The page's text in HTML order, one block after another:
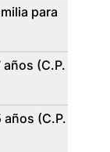
para
(C.P.
años (C.P.